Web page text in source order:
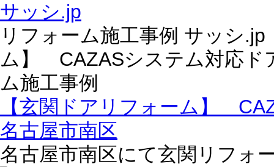
サッシ.jp
リフォーム施工事例 サッシ
ム】 CAZASシステム対応
ム施工事例
【玄関ドアリフォーム】
名古屋市南区
名古屋市南区にて玄関リフォ